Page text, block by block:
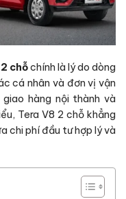
chỗchính là lý do dòng
cá nhân và đơn vị vận
hàng nội thành và
Tera V8 2 chỗ khẳng
chi phí đầu tư hợp lý và